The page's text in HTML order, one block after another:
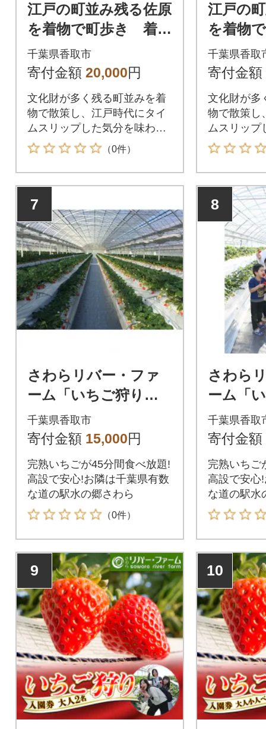
江戸の町並み残る佐原
を着物で町歩き 着物
レンタル券(1名様)
千葉県香取市
寄付金額 20,000円
文化財が多く残る町並みを着
物で散策し、江戸時代にタイ
ムスリップした気分を味わっ
てみませんか。
（0件）
江戸の
を着物
レンタ
千葉県香取
寄付金額
文化財が多
物で散策し
ムスリップ
てみません
7
さわらリバー・ファ
ーム「いちご狩り」
特別入園券(大人2名)
千葉県香取市
寄付金額 15,000円
完熟いちごが45分間食べ放題!
高設で安心!お隣は千葉県有数
な道の駅水の郷さわら
（0件）
8
さわら
ーム「
入園券(
千葉県香取
寄付金額
完熟いちご
高設で安心
な道の駅水
9 10